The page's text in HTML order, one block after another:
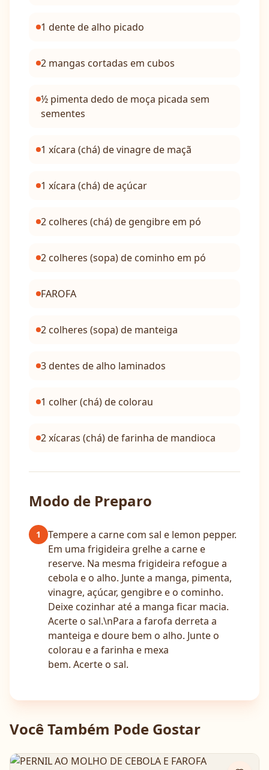
1 dente de alho picado
2 mangas cortadas em cubos
½ pimenta dedo de moça picada sem
sementes
1 xícara (chá) de vinagre de maçã
1 xícara (chá) de açúcar
2 colheres (chá) de gengibre em pó
2 colheres (sopa) de cominho em pó
FAROFA
2 colheres (sopa) de manteiga
3 dentes de alho laminados
1 colher (chá) de colorau
2 xícaras (chá) de farinha de mandioca
Modo de Preparo
1
Tempere a carne com sal e lemon pepper.
Em uma frigideira grelhe a carne e
reserve. Na mesma frigideira refogue a
cebola e o alho. Junte a manga, pimenta,
vinagre, açúcar, gengibre e o cominho.
Deixe cozinhar até a manga ficar macia.
Acerte o sal.\nPara a farofa derreta a
manteiga e doure bem o alho. Junte o
colorau e a farinha e mexa
bem. Acerte o sal.
Você Também Pode Gostar